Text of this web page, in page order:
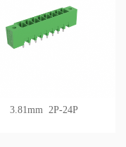
3.81mm 2P-24P